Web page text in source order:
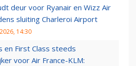
deur voor Ryanair en Wizz Air
sluiting Charleroi Airport
14:30
en First Class steeds
voor Air France-KLM: